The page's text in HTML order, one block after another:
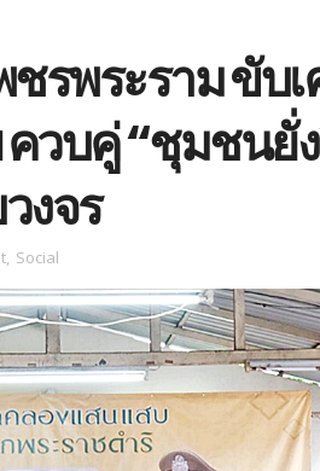
รพระราม ขับ
วบคู่ “ชุมชนยั่
งจร
, Social